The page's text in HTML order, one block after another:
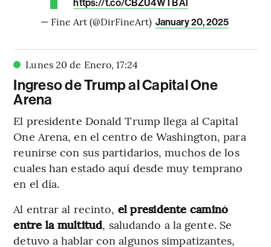
https://t.co/CBZU4WTBAl
— Fine Art (@DirFineArt) January 20, 2025
Lunes 20 de Enero,17:24
Ingreso de Trump al Capital One
Arena
El presidente Donald Trump llega al Capital
One Arena, en el centro de Washington, para
reunirse con sus partidarios, muchos de los
cuales han estado aquí desde muy temprano
en el día.
Al entrar al recinto, el presidente caminó
entre la multitud, saludando a la gente. Se
detuvo a hablar con algunos simpatizantes,